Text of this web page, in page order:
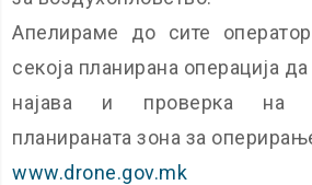
Апелираме до сите
секоја планирана операција
најава и проверка на
планираната зона за
www.drone.gov.mk